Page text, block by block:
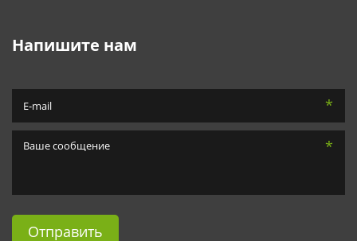
Напишите нам
*
*
Отправить